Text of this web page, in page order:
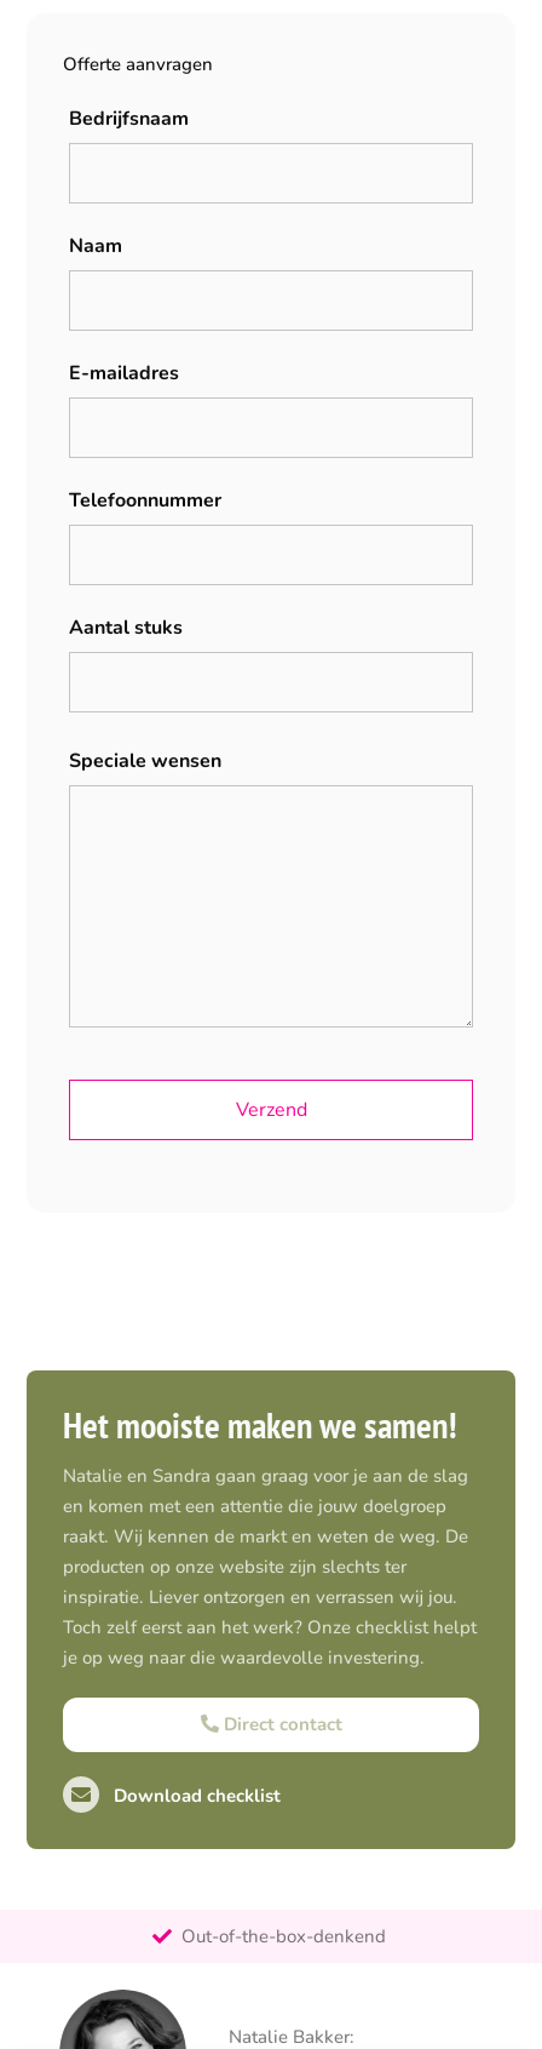
Offerte aanvragen
Bedrijfsnaam
Naam
E-mailadres
Telefoonnummer
Aantal stuks
Speciale wensen
Het mooiste maken we samen!
Natalie en Sandra gaan graag voor je aan de slag
en komen met een attentie die jouw doelgroep
raakt. Wij kennen de markt en weten de weg. De
producten op onze website zijn slechts ter
inspiratie. Liever ontzorgen en verrassen wij jou.
Toch zelf eerst aan het werk? Onze checklist helpt
je op weg naar die waardevolle investering.
Direct contact
Download checklist
Out-of-the-box-denkend
Natalie Bakker: